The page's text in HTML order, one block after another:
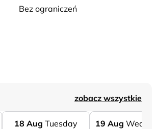
Bez ograniczeń
zobacz wszystkie
18 Aug Tuesday 19 Aug